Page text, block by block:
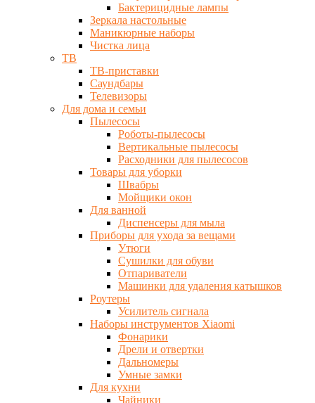
Бактерицидные лампы
Зеркала настольные
Маникюрные наборы
Чистка лица
ТВ
ТВ-приставки
Саундбары
Телевизоры
Для дома и семьи
Пылесосы
Роботы-пылесосы
Вертикальные пылесосы
Расходники для пылесосов
Товары для уборки
Швабры
Мойщики окон
Для ванной
Диспенсеры для мыла
Приборы для ухода за вещами
Утюги
Сушилки для обуви
Отпариватели
Машинки для удаления катышков
Роутеры
Усилитель сигнала
Наборы инструментов Xiaomi
Фонарики
Дрели и отвертки
Дальномеры
Умные замки
Для кухни
Чайники